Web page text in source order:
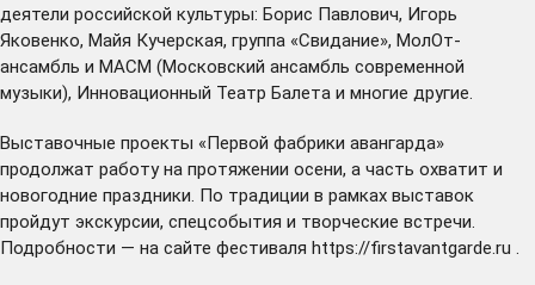
деятели российской культуры: Борис Павлович, Игорь
Яковенко, Майя Кучерская, группа «Свидание», МолОт-
ансамбль и МАСМ (Московский ансамбль современной
музыки), Инновационный Театр Балета и многие другие.
Выставочные проекты «Первой фабрики авангарда»
продолжат работу на протяжении осени, а часть охватит и
новогодние праздники. По традиции в рамках выставок
пройдут экскурсии, спецсобытия и творческие встречи.
Подробности — на сайте фестиваля https://firstavantgarde.ru